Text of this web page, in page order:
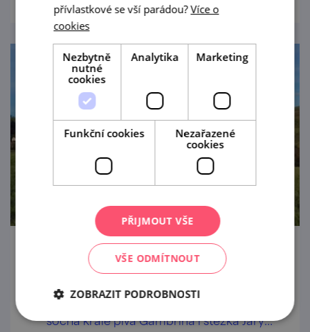
Lomnice u Tišnova
Moravy. Čeká vás zámek, barokní náměstí,
socha krále piva Gambrina i stezka Járy
přívlastkové se vší parádou?Více o
cookies
Nezbytně
nutné
cookies
Analytika Marketing
Funkční cookies
Nezařazené
cookies
PŘIJMOUT VŠE
VŠE ODMÍTNOUT
ZOBRAZIT PODROBNOSTI